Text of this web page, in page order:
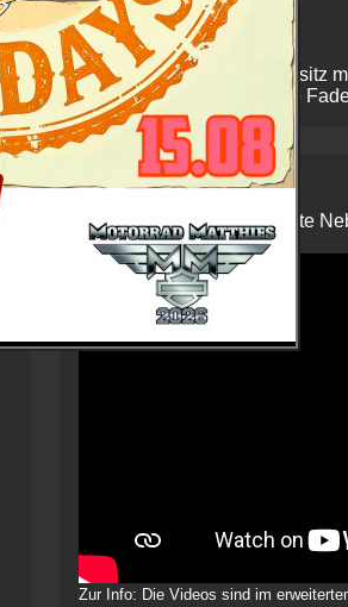
wunderbar fühlen.
740 mm. Trittbretter, Soziussitz
Black Finish und auch in Tobacco
(Abholpreis ohne versteckte
Zur Info: Die Videos sind im